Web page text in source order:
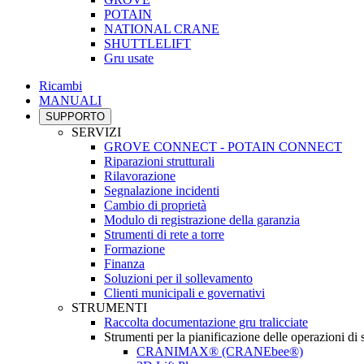
POTAIN
NATIONAL CRANE
SHUTTLELIFT
Gru usate
Ricambi
MANUALI
SUPPORTO
SERVIZI
GROVE CONNECT - POTAIN CONNECT
Riparazioni strutturali
Rilavorazione
Segnalazione incidenti
Cambio di proprietà
Modulo di registrazione della garanzia
Strumenti di rete a torre
Formazione
Finanza
Soluzioni per il sollevamento
Clienti municipali e governativi
STRUMENTI
Raccolta documentazione gru tralicciate
Strumenti per la pianificazione delle operazioni di
CRANIMAX® (CRANEbee®)